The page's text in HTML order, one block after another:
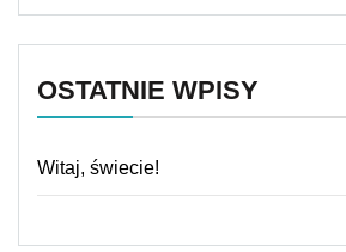
OSTATNIE WPISY
Witaj, świecie!